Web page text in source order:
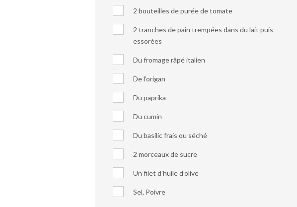
2 bouteilles de purée de tomate
2 tranches de pain trempées dans du lait puis
essorées
Du fromage râpé italien
De l’origan
Du paprika
Du cumin
Du basilic frais ou séché
2 morceaux de sucre
Un filet d’huile d’olive
Sel, Poivre